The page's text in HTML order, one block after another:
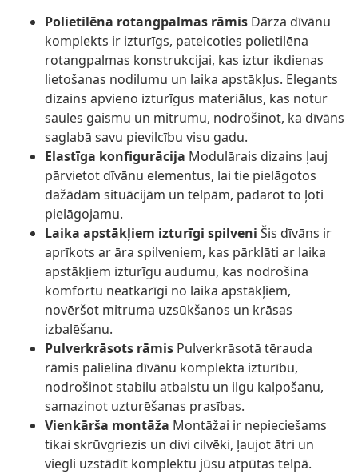
Polietilēna rotangpalmas rāmis Dārza dīvānu
komplekts ir izturīgs, pateicoties polietilēna
rotangpalmas konstrukcijai, kas iztur ikdienas
lietošanas nodilumu un laika apstākļus. Elegants
dizains apvieno izturīgus materiālus, kas notur
saules gaismu un mitrumu, nodrošinot, ka dīvāns
saglabā savu pievilcību visu gadu.
Elastīga konfigurācija Modulārais dizains ļauj
pārvietot dīvānu elementus, lai tie pielāgotos
dažādām situācijām un telpām, padarot to ļoti
pielāgojamu.
Laika apstākļiem izturīgi spilveni Šis dīvāns ir
aprīkots ar āra spilveniem, kas pārklāti ar laika
apstākļiem izturīgu audumu, kas nodrošina
komfortu neatkarīgi no laika apstākļiem,
novēršot mitruma uzsūkšanos un krāsas
izbalēšanu.
Pulverkrāsots rāmis Pulverkrāsotā tērauda
rāmis palielina dīvānu komplekta izturību,
nodrošinot stabilu atbalstu un ilgu kalpošanu,
samazinot uzturēšanas prasības.
Vienkārša montāža Montāžai ir nepieciešams
tikai skrūvgriezis un divi cilvēki, ļaujot ātri un
viegli uzstādīt komplektu jūsu atpūtas telpā.